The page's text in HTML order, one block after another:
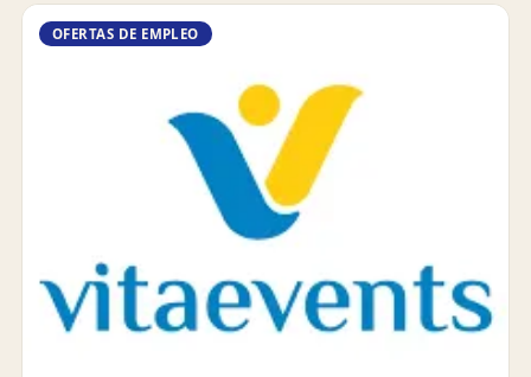
OFERTAS DE EMPLEO